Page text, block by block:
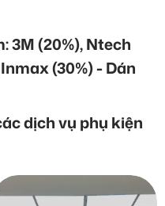
3M (20%), Ntech
(30%) - Dán
dịch vụ phụ kiện